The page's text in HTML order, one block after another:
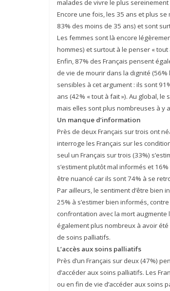
malades de vivre le plus
Encore une fois, les 35 ans et plus
83% des moins de 35 ans) et sont
Les femmes sont là encore
hommes) et surtout à le penser «
Enfin, 87% des Français pensent
de vie de mourir dans la dignité
sensibles à cet argument : ils sont
ans (42% « tout à fait »). Au global,
mais elles sont plus nombreuses à y
Un manque d’information
Près de deux Français sur trois ont
interroge les Français sur les
seul un Français sur trois (33%)
s’estiment plutôt mal informés et
être nuancé car ils sont 74% à se
Par ailleurs, le sentiment d’être bien
25% à s’estimer bien informés,
confrontation avec la mort augmente
également plus nombreux à avoir
de soins palliatifs.
L’accès aux soins palliatifs
Près d’un Français sur deux (47%)
d’accéder aux soins palliatifs. Les
ou en fin de vie d’accéder aux soins